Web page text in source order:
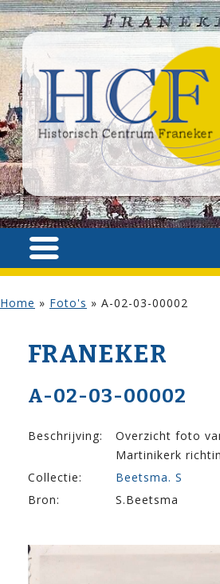
Home » Foto's » A-02-03-00002
FRANEKER
A-02-03-00002
Beschrijving:
Overzicht foto
Martinikerk
Collectie:
Beetsma. S
Bron:
S.Beetsma